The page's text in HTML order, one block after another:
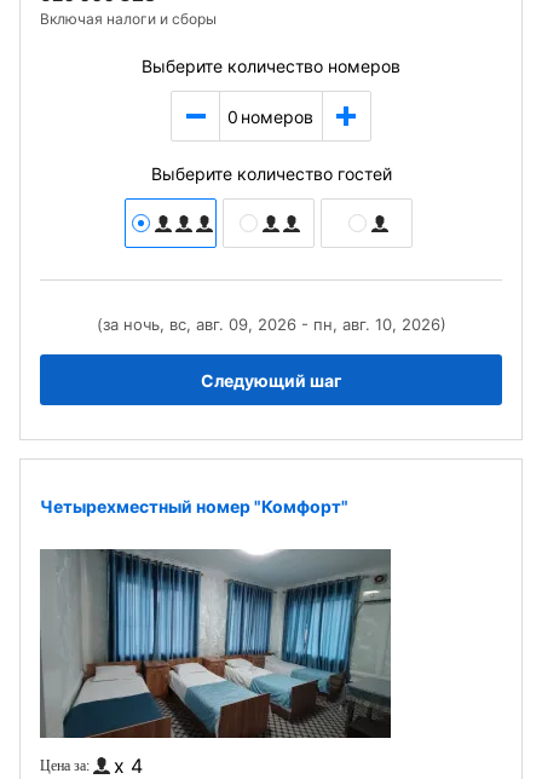
Включая налоги и сборы
Выберите количество номеров
0 номеров
Выберите количество гостей
(за ночь, вс, авг. 09, 2026 - пн, авг. 10, 2026)
Следующий шаг
Четырехместный номер "Комфорт"
x 4